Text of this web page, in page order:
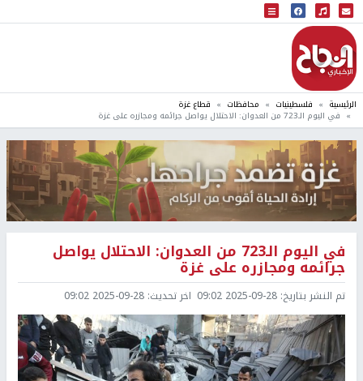
البث المباشر
إذاعة النجاح
الرئيسية فلسطينيات محافظات قطاع غزة
في اليوم الـ723 من العدوان: الاحتلال يواصل جرائمه ومجازره على غزة
في اليوم الـ723 من العدوان: الاحتلال يواصل
جرائمه ومجازره على غزة
تم النشر بتاريخ: 2025-09-28 09:02 اخر تحديث: 2025-09-28 09:02